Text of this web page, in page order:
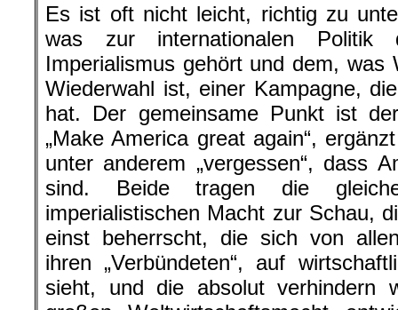
Es ist oft nicht leicht, richtig zu
was zur internationalen
Imperialismus gehört und dem, was
Wiederwahl ist, einer Kampagne,
hat. Der gemeinsame Punkt ist
„Make America great again“,
unter anderem „vergessen“, dass
sind. Beide tragen die
imperialistischen Macht zur Schau,
einst beherrscht, die sich von
ihren „Verbündeten“, auf
sieht, und die absolut verhindern